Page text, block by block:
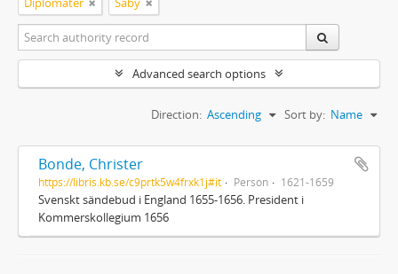
Advanced search options
Sort by: Name
Direction: Ascending
Bonde, Christer
https://libris.kb.se/c9prtk5w4frxk1j#it Person 1621-1659
Svenskt sändebud i England 1655-1656. President i
Kommerskollegium 1656